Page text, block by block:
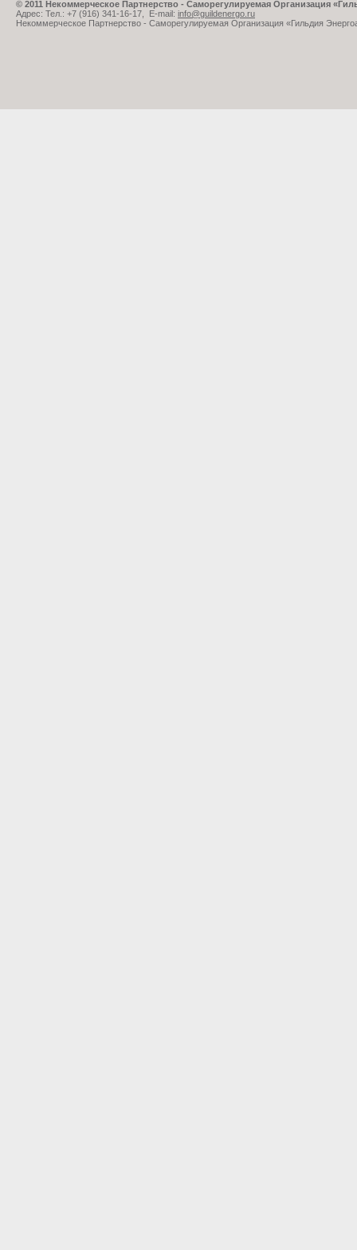
© 2011 Некоммерческое Партнерство - Саморегулируемая Организация
Адрес: Тел.: +7 (916) 341-16-17, E-mail: info@guildenergo.ru
Некоммерческое Партнерство - Саморегулируемая Организация «Гильдия